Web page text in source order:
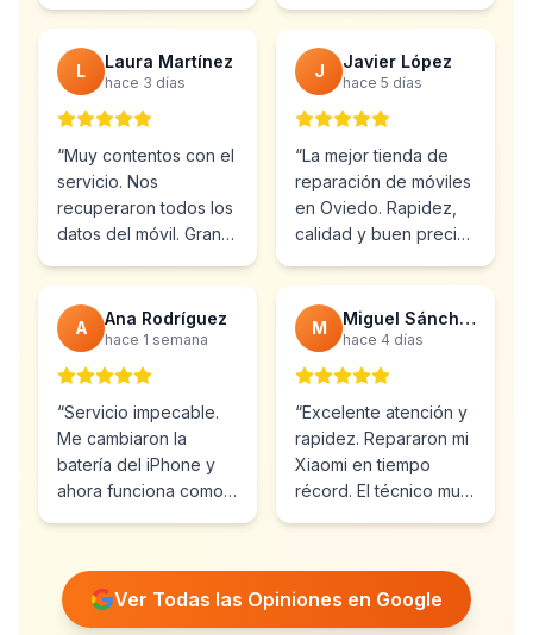
Totalmente
recomendable.”
L Laura Martínez
hace 3 días
“Muy contentos con el
servicio. Nos
recuperaron todos los
datos del móvil. Gran
atención al cliente.”
J Javier López
hace 5 días
“La mejor tienda de
reparación de móviles
en Oviedo. Rapidez,
calidad y buen precio.
A Ana Rodríguez
hace 1 semana
“Servicio impecable.
Me cambiaron la
batería del iPhone y
ahora funciona como
M Miguel Sánchez
hace 4 días
“Excelente atención y
rapidez. Repararon mi
Xiaomi en tiempo
récord. El técnico muy
Ver Todas las Opiniones en Google